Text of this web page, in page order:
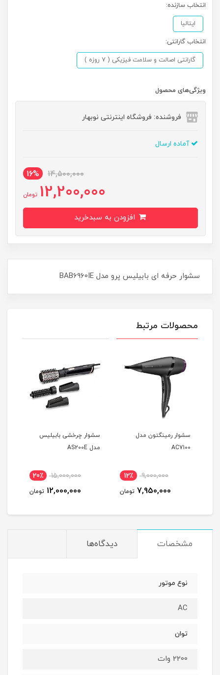
انتخاب سازنده:
ایتالیا
انتخاب گارانتی:
گارانتی اصالت و سلامت فیزیکی ( 7 روزه )
ویژگی‌های محصول
فروشنده: فروشگاه اینترنتی نوبهار
آماده ارسال
14,500,000
16%
12,200,000 تومان
سشوار حرفه ای بابیلیس پرو مدل BAB6960IE
محصولات مرتبط
سشوار رمینگتون مدل
AC7100
9,000,000 12٪
7,950,000 تومان
سشوار چرخشی بابیلیس
مدل AS200E
15,000,000 20٪
12,000,000 تومان
مشخصات دیدگاه‌ها
نوع موتور
AC
توان
2200 وات